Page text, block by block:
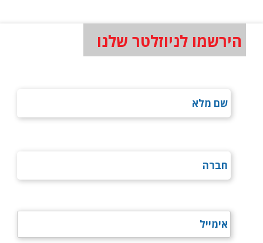
הירשמו לניוזלטר שלנו